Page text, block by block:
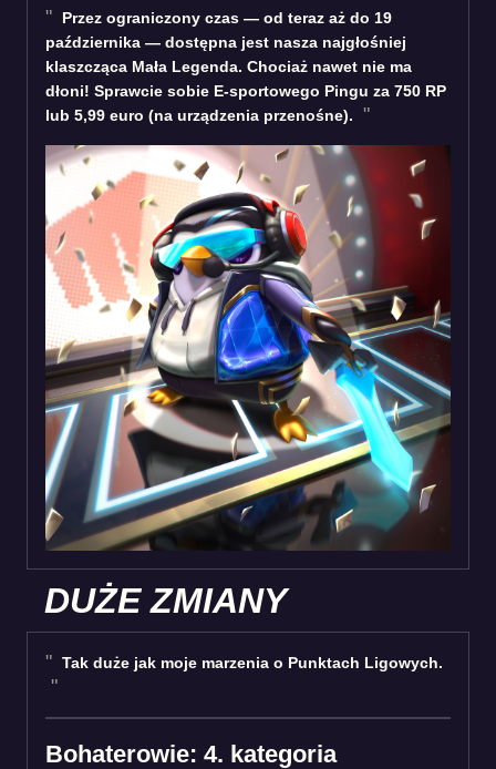
Przez ograniczony czas — od teraz aż do 19
października — dostępna jest nasza najgłośniej
klaszcząca Mała Legenda. Chociaż nawet nie ma
dłoni! Sprawcie sobie E-sportowego Pingu za 750 RP
lub 5,99 euro (na urządzenia przenośne).
DUŻE ZMIANY
Tak duże jak moje marzenia o Punktach Ligowych.
Bohaterowie: 4. kategoria